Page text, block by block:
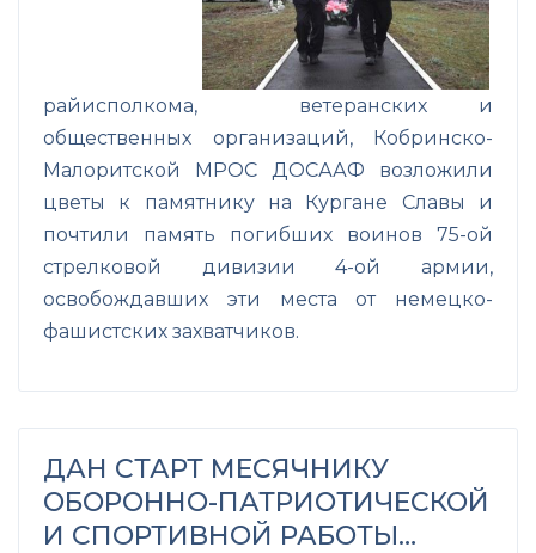
райисполкома, ветеранских и
общественных организаций, Кобринско-
Малоритской МРОС ДОСААФ возложили
цветы к памятнику на Кургане Славы и
почтили память погибших воинов 75-ой
стрелковой дивизии 4-ой армии,
освобождавших эти места от немецко-
фашистских захватчиков.
ДАН СТАРТ МЕСЯЧНИКУ
ОБОРОННО-ПАТРИОТИЧЕСКОЙ
И СПОРТИВНОЙ РАБОТЫ…